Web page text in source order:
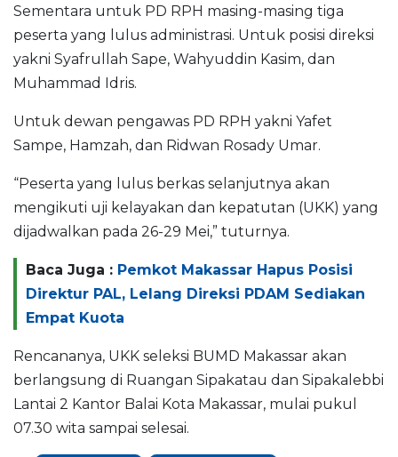
Sementara untuk PD RPH masing-masing tiga
peserta yang lulus administrasi. Untuk posisi direksi
yakni Syafrullah Sape, Wahyuddin Kasim, dan
Muhammad Idris.
Untuk dewan pengawas PD RPH yakni Yafet
Sampe, Hamzah, dan Ridwan Rosady Umar.
“Peserta yang lulus berkas selanjutnya akan
mengikuti uji kelayakan dan kepatutan (UKK) yang
dijadwalkan pada 26-29 Mei,” tuturnya.
Baca Juga : Pemkot Makassar Hapus Posisi
Direktur PAL, Lelang Direksi PDAM Sediakan
Empat Kuota
Rencananya, UKK seleksi BUMD Makassar akan
berlangsung di Ruangan Sipakatau dan Sipakalebbi
Lantai 2 Kantor Balai Kota Makassar, mulai pukul
07.30 wita sampai selesai.